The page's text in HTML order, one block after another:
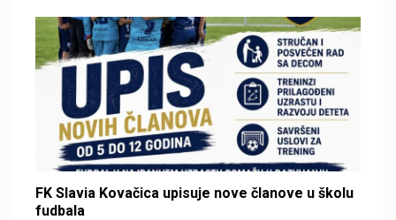
FK Slavia Kovačica upisuje nove članove u školu
fudbala